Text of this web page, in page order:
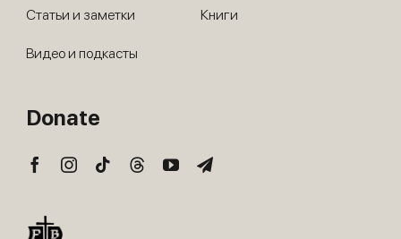
Статьи и заметки
Видео и подкасты
Книги
Donate